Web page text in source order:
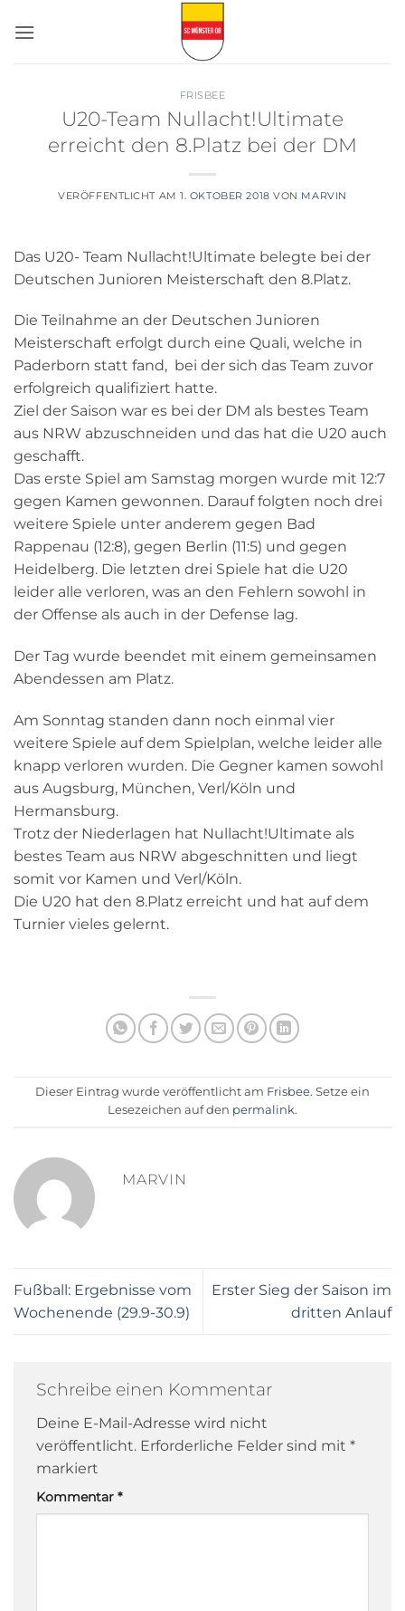
Inhalt
FRISBEE
U20-Team Nullacht!Ultimate
erreicht den 8.Platz bei der DM
VERÖFFENTLICHT AM1. OKTOBER 2018 VON MARVIN
Das U20- Team Nullacht!Ultimate belegte bei der
Deutschen Junioren Meisterschaft den 8.Platz.
Die Teilnahme an der Deutschen Junioren
Meisterschaft erfolgt durch eine Quali, welche in
Paderborn statt fand, bei der sich das Team zuvor
erfolgreich qualifiziert hatte.
Ziel der Saison war es bei der DM als bestes Team
aus NRW abzuschneiden und das hat die U20 auch
geschafft.
Das erste Spiel am Samstag morgen wurde mit 12:7
gegen Kamen gewonnen. Darauf folgten noch drei
weitere Spiele unter anderem gegen Bad
Rappenau (12:8), gegen Berlin (11:5) und gegen
Heidelberg. Die letzten drei Spiele hat die U20
leider alle verloren, was an den Fehlern sowohl in
der Offense als auch in der Defense lag.
Der Tag wurde beendet mit einem gemeinsamen
Abendessen am Platz.
Am Sonntag standen dann noch einmal vier
weitere Spiele auf dem Spielplan, welche leider alle
knapp verloren wurden. Die Gegner kamen sowohl
aus Augsburg, München, Verl/Köln und
Hermansburg.
Trotz der Niederlagen hat Nullacht!Ultimate als
bestes Team aus NRW abgeschnitten und liegt
somit vor Kamen und Verl/Köln.
Die U20 hat den 8.Platz erreicht und hat auf dem
Turnier vieles gelernt.
Dieser Eintrag wurde veröffentlicht am Frisbee. Setze ein
Lesezeichen auf den permalink.
MARVIN
Fußball: Ergebnisse vom
Wochenende (29.9-30.9)
Erster Sieg der Saison im
dritten Anlauf
Schreibe einen Kommentar
Deine E-Mail-Adresse wird nicht
veröffentlicht. Erforderliche Felder sind mit *
markiert
Kommentar *